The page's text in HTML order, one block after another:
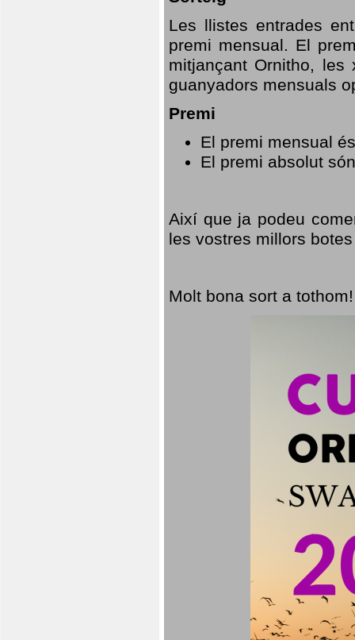
Les llistes entrades
premi mensual. El
mitjançant Ornitho,
guanyadors mensuals
Premi
El premi mensual
El premi absolut
Així que ja podeu
les vostres millors
Molt bona sort a tothom!